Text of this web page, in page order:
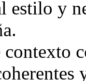
estilo y